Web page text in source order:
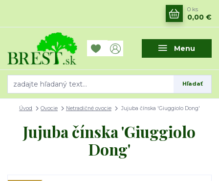
Menu
Hľadať
0 ks
0,00 €
Úvod Ovocie Netradičné ovocie Jujuba čínska 'Giuggiolo Dong'
Jujuba čínska 'Giuggiolo
Dong'